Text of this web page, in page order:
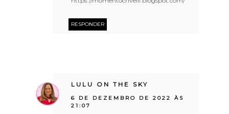
RESPONDER
LULU ON THE SKY
6 DE DEZEMBRO DE 2022 ÀS
21:07